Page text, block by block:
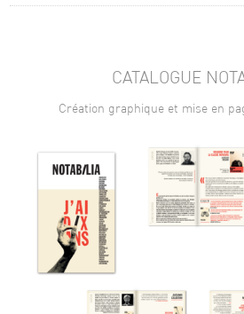
CATALOGUE
Création graphique et mise en